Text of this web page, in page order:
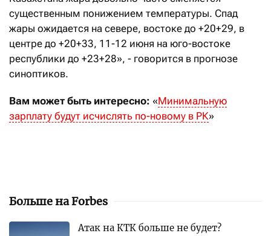
существенным понижением температуры. Спад
жары ожидается на севере, востоке до +20+29, в
центре до +20+33, 11-12 июня на юго-востоке
республики до +23+28», - говорится в прогнозе
синоптиков.
Вам может быть интересно: «Минимальную
зарплату будут исчислять по-новому в РК»
Больше на Forbes
Атак на КТК больше не будет?